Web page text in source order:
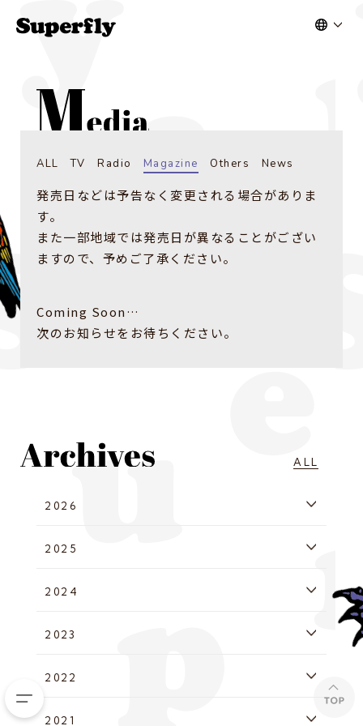
ALL TV Radio Magazine Others News
発売日などは予告なく変更される場合がありま
す。
また一部地域では発売日が異なることがござい
ますので、予めご了承ください。
Coming Soon…
次のお知らせをお待ちください。
ALL
2026
2025
2024
2023
2022
2021